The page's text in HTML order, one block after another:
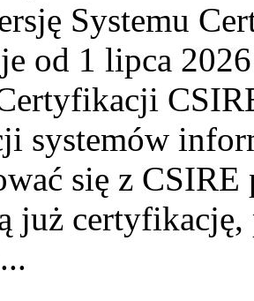
Systemu
od 1 lipca
systemów
się z
już